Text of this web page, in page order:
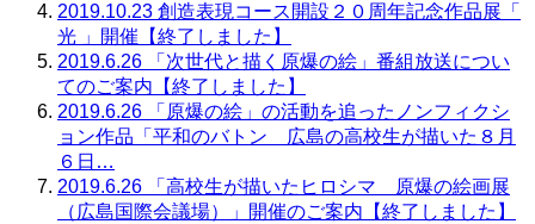
2019.10.23 創造表現コース開設２０周年記念作品展「
光 」開催【終了しました】
2019.6.26
「次世代と描く原爆の絵」番組放送につい
てのご案内【終了しました】
2019.6.26
「原爆の絵」の活動を追ったノンフィクシ
ョン作品「平和のバトン 広島の高校生が描いた８月
６日…
2019.6.26
「高校生が描いたヒロシマ 原爆の絵画展
（広島国際会議場）」開催のご案内【終了しました】